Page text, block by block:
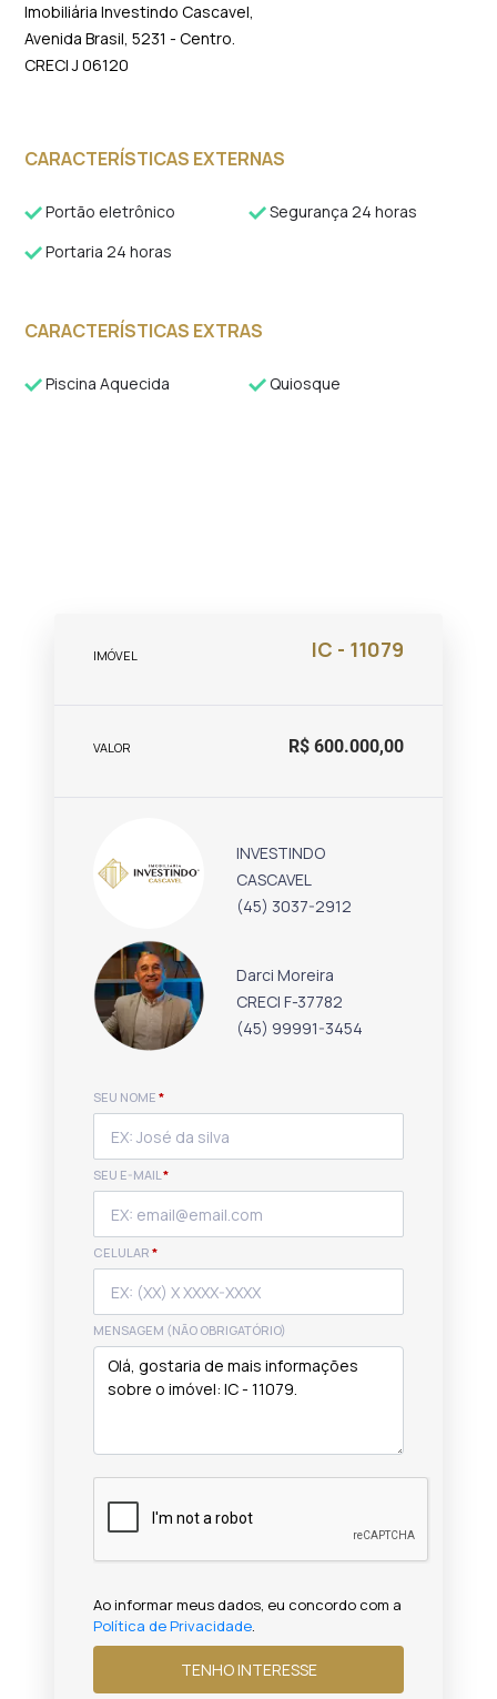
Imobiliária Investindo Cascavel,
Avenida Brasil, 5231 - Centro.
CRECI J 06120
CARACTERÍSTICAS EXTERNAS
Portão eletrônico
Segurança 24 horas
Portaria 24 horas
CARACTERÍSTICAS EXTRAS
Piscina Aquecida Quiosque
IMÓVEL IC - 11079
VALOR R$ 600.000,00
INVESTINDO
CASCAVEL
(45) 3037-2912
Darci Moreira
CRECI F-37782
(45) 99991-3454
SEU NOME *
SEU E-MAIL*
CELULAR *
MENSAGEM (NÃO OBRIGATÓRIO)
Ao informar meus dados, eu concordo com a
Política de Privacidade.
TENHO INTERESSE